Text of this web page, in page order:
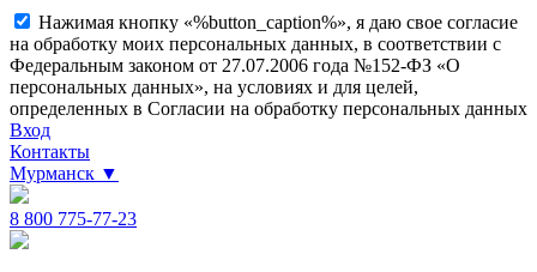
Нажимая кнопку «%button_caption%», я даю свое согласие
на обработку моих персональных данных, в соответствии с
Федеральным законом от 27.07.2006 года №152-ФЗ «О
персональных данных», на условиях и для целей,
определенных в Согласии на обработку персональных данных
Вход
Контакты
Мурманск ▼
8 800 775-77-23